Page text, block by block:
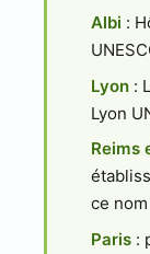
Albi :
Lyon :
Lyon
Reims
ce
Paris :